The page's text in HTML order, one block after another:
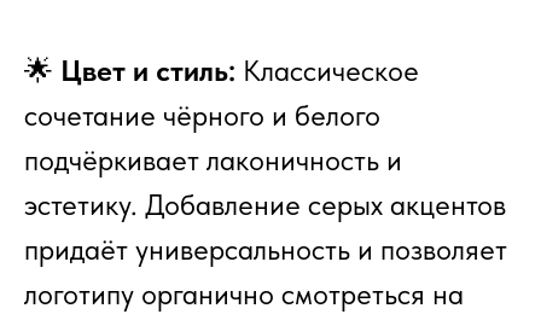
🌟 Цвет и стиль: Классическое
сочетание чёрного и белого
подчёркивает лаконичность и
эстетику. Добавление серых акцентов
придаёт универсальность и позволяет
логотипу органично смотреться на